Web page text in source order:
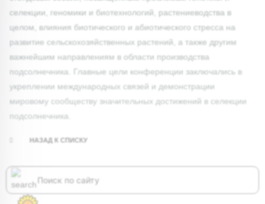
селекции, геномики и биотехнологий, растениеводства в
целом, влияния биотического и абиотического стресса на
развитие сельскохозяйственных растений, а также другим
важнейшим направлениям в области производства
подсолнечника. Главные цели конференции заключались в
укреплении международных связей и демонстрации
мировому сообществу значительных достижений в селекции
подсолнечника.
НАЗАД К СПИСКУ